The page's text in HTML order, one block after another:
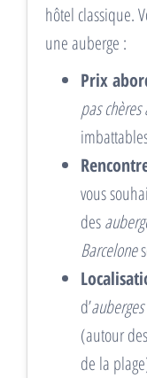
hôtel classique.
une auberge :
Prix
pas
vous
des
Barcelone
d’
(autour
de la